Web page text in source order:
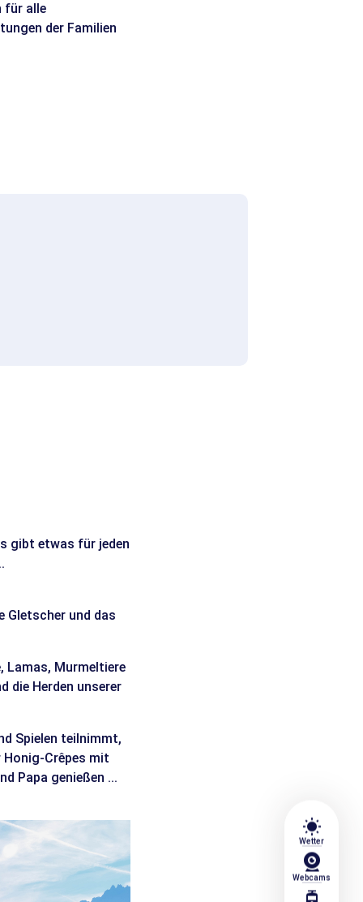
wb_sunny
Wetter
Webcams
für alle
der Familien
gibt etwas für jeden
Gletscher und das
Lamas, Murmeltiere
die Herden unserer
Spielen teilnimmt,
Honig-Crêpes mit
Papa genießen ...